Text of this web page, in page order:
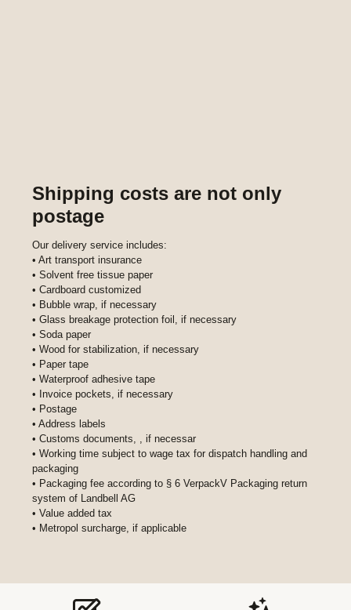
Shipping costs are not only
postage
Our delivery service includes:
• Art transport insurance
• Solvent free tissue paper
• Cardboard customized
• Bubble wrap, if necessary
• Glass breakage protection foil, if necessary
• Soda paper
• Wood for stabilization, if necessary
• Paper tape
• Waterproof adhesive tape
• Invoice pockets, if necessary
• Postage
• Address labels
• Customs documents, , if necessar
• Working time subject to wage tax for dispatch handling and
packaging
• Packaging fee according to § 6 VerpackV Packaging return
system of Landbell AG
• Value added tax
• Metropol surcharge, if applicable